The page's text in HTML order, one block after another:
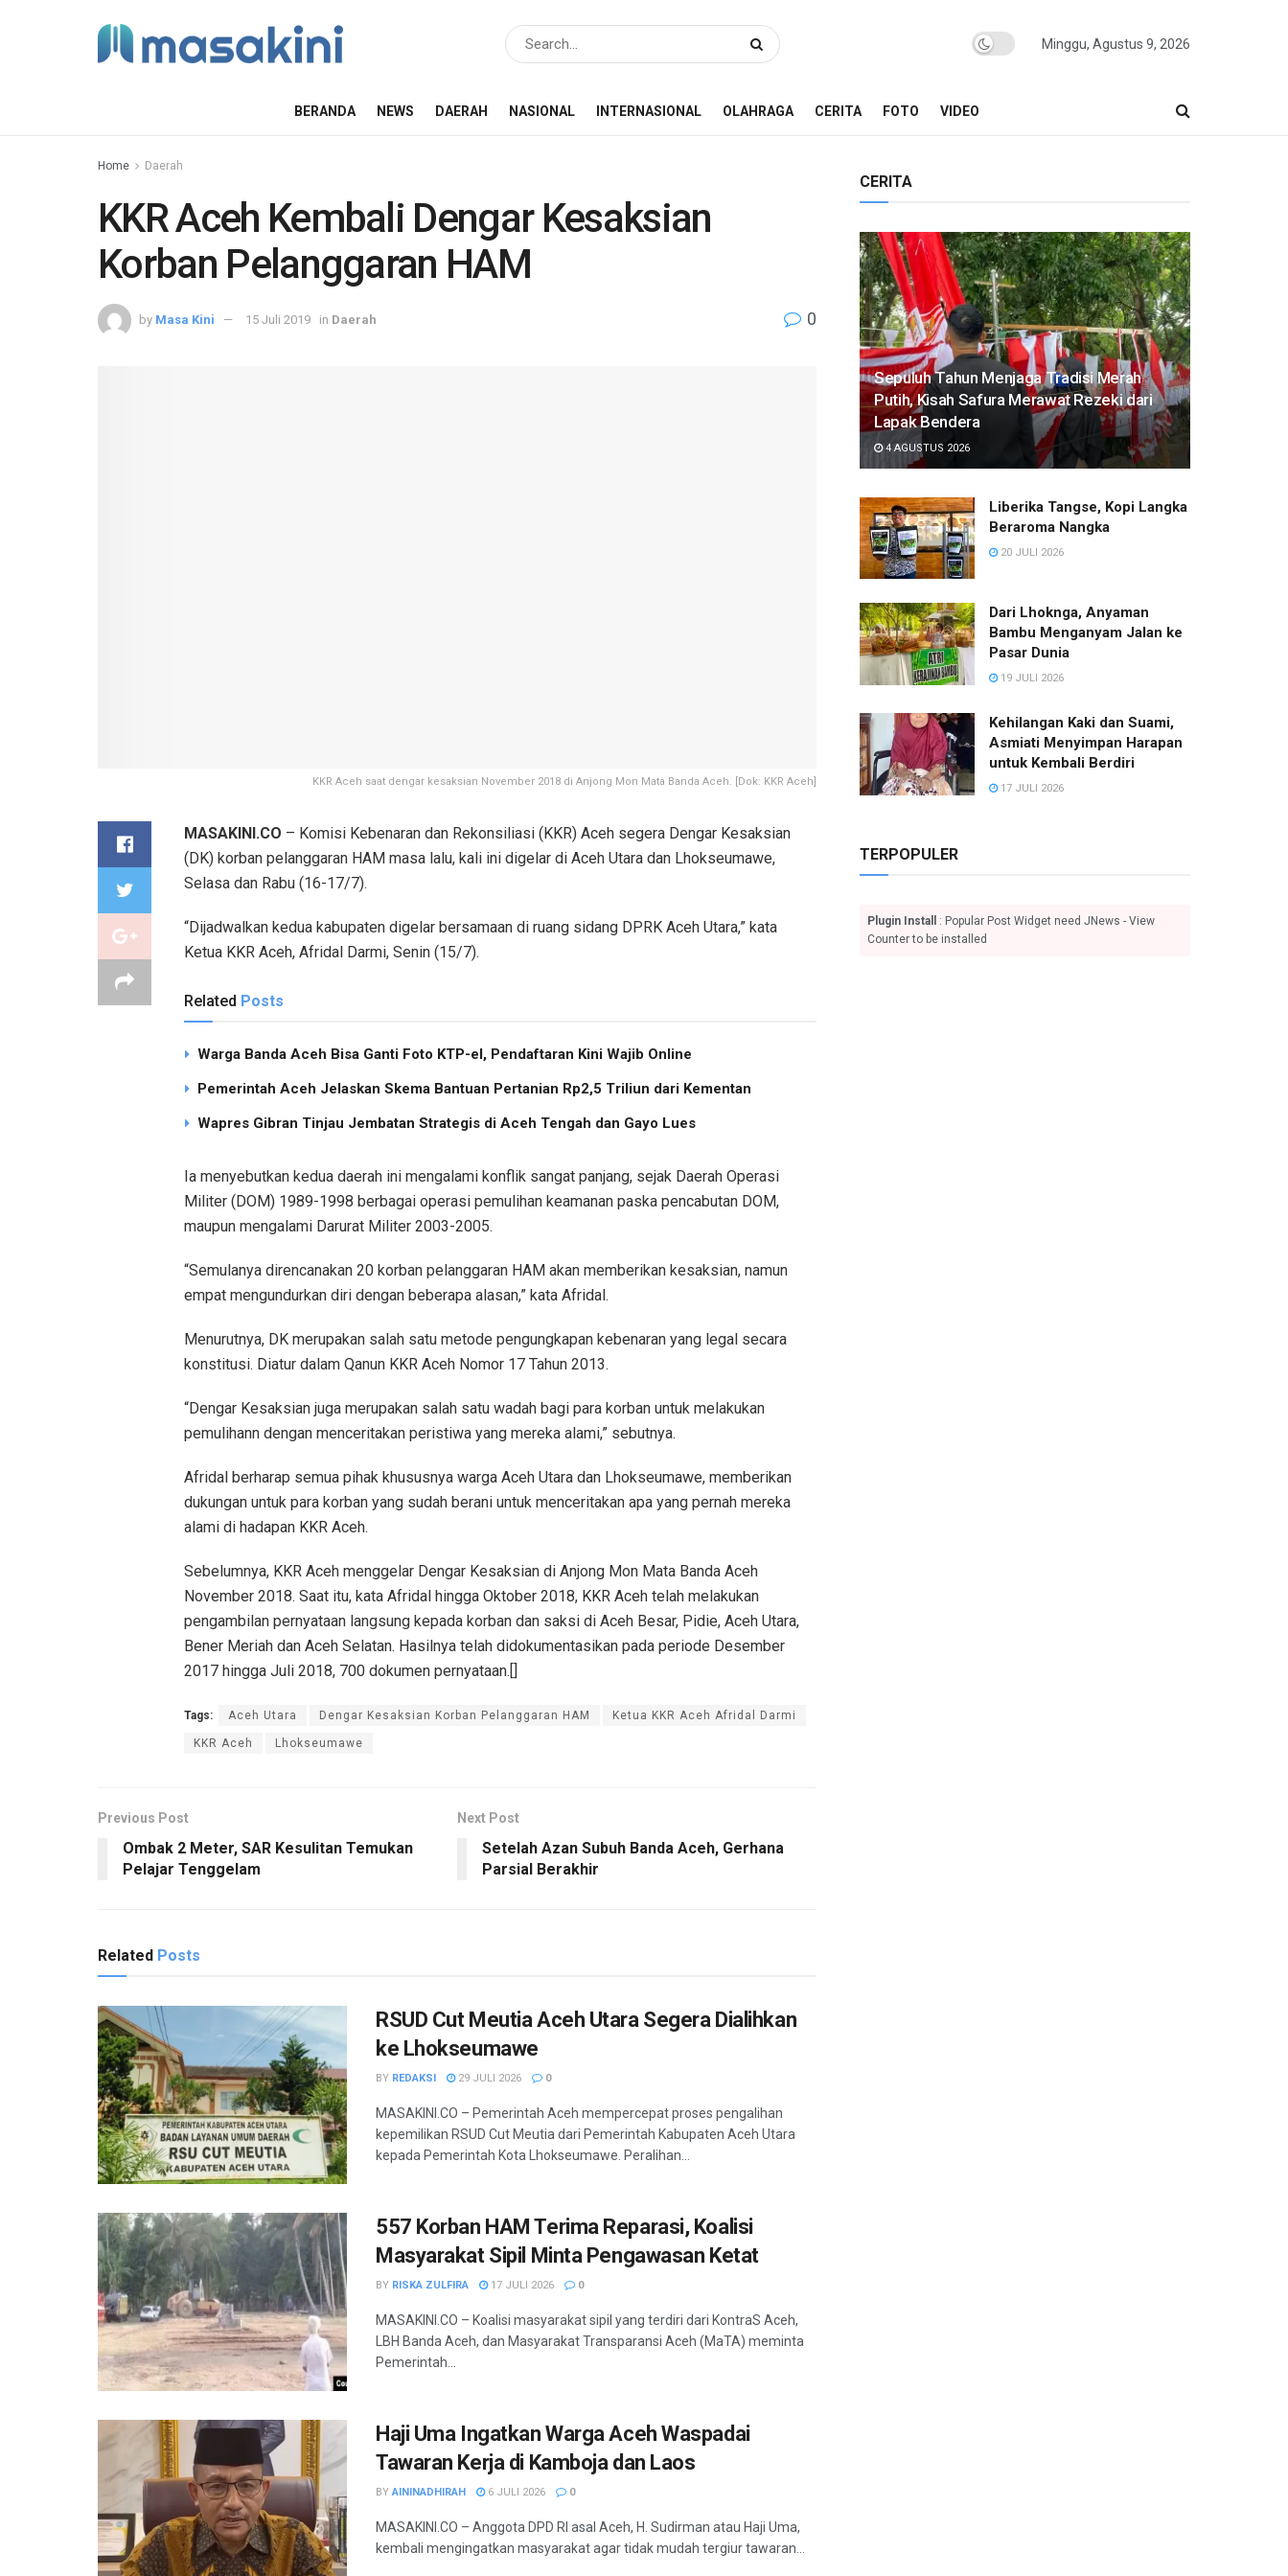
Minggu, Agustus 9, 2026
BERANDA NEWS DAERAH NASIONAL INTERNASIONAL OLAHRAGA CERITA FOTO VIDEO
Home Daerah
KKR Aceh Kembali Dengar Kesaksian
Korban Pelanggaran HAM
by Masa Kini 15 Juli 2019 in Daerah 0
KKR Aceh saat dengar kesaksian November 2018 di Anjong Mon Mata Banda Aceh. [Dok: KKR Aceh]
MASAKINI.CO – Komisi Kebenaran dan Rekonsiliasi (KKR) Aceh segera Dengar Kesaksian
(DK) korban pelanggaran HAM masa lalu, kali ini digelar di Aceh Utara dan Lhokseumawe,
Selasa dan Rabu (16-17/7).
“Dijadwalkan kedua kabupaten digelar bersamaan di ruang sidang DPRK Aceh Utara,” kata
Ketua KKR Aceh, Afridal Darmi, Senin (15/7).
Related Posts
Warga Banda Aceh Bisa Ganti Foto KTP-el, Pendaftaran Kini Wajib Online
Pemerintah Aceh Jelaskan Skema Bantuan Pertanian Rp2,5 Triliun dari Kementan
Wapres Gibran Tinjau Jembatan Strategis di Aceh Tengah dan Gayo Lues
Ia menyebutkan kedua daerah ini mengalami konflik sangat panjang, sejak Daerah Operasi
Militer (DOM) 1989-1998 berbagai operasi pemulihan keamanan paska pencabutan DOM,
maupun mengalami Darurat Militer 2003-2005.
“Semulanya direncanakan 20 korban pelanggaran HAM akan memberikan kesaksian, namun
empat mengundurkan diri dengan beberapa alasan,” kata Afridal.
Menurutnya, DK merupakan salah satu metode pengungkapan kebenaran yang legal secara
konstitusi. Diatur dalam Qanun KKR Aceh Nomor 17 Tahun 2013.
“Dengar Kesaksian juga merupakan salah satu wadah bagi para korban untuk melakukan
pemulihann dengan menceritakan peristiwa yang mereka alami,” sebutnya.
Afridal berharap semua pihak khususnya warga Aceh Utara dan Lhokseumawe, memberikan
dukungan untuk para korban yang sudah berani untuk menceritakan apa yang pernah mereka
alami di hadapan KKR Aceh.
Sebelumnya, KKR Aceh menggelar Dengar Kesaksian di Anjong Mon Mata Banda Aceh
November 2018. Saat itu, kata Afridal hingga Oktober 2018, KKR Aceh telah melakukan
pengambilan pernyataan langsung kepada korban dan saksi di Aceh Besar, Pidie, Aceh Utara,
Bener Meriah dan Aceh Selatan. Hasilnya telah didokumentasikan pada periode Desember
2017 hingga Juli 2018, 700 dokumen pernyataan.[]
Tags: Aceh Utara Dengar Kesaksian Korban Pelanggaran HAM Ketua KKR Aceh Afridal Darmi
KKR Aceh Lhokseumawe
Previous Post
Ombak 2 Meter, SAR Kesulitan Temukan
Pelajar Tenggelam
Next Post
Setelah Azan Subuh Banda Aceh, Gerhana
Parsial Berakhir
Related Posts
RSUD Cut Meutia Aceh Utara Segera Dialihkan
ke Lhokseumawe
BY REDAKSI 29 JULI 2026 0
MASAKINI.CO – Pemerintah Aceh mempercepat proses pengalihan
kepemilikan RSUD Cut Meutia dari Pemerintah Kabupaten Aceh Utara
kepada Pemerintah Kota Lhokseumawe. Peralihan...
557 Korban HAM Terima Reparasi, Koalisi
Masyarakat Sipil Minta Pengawasan Ketat
BY RISKA ZULFIRA 17 JULI 2026 0
MASAKINI.CO – Koalisi masyarakat sipil yang terdiri dari KontraS Aceh,
LBH Banda Aceh, dan Masyarakat Transparansi Aceh (MaTA) meminta
Pemerintah...
Haji Uma Ingatkan Warga Aceh Waspadai
Tawaran Kerja di Kamboja dan Laos
BY AININADHIRAH 6 JULI 2026 0
MASAKINI.CO – Anggota DPD RI asal Aceh, H. Sudirman atau Haji Uma,
kembali mengingatkan masyarakat agar tidak mudah tergiur tawaran...
CERITA
Sepuluh Tahun Menjaga Tradisi Merah
Putih, Kisah Safura Merawat Rezeki dari
Lapak Bendera
4 AGUSTUS 2026
Liberika Tangse, Kopi Langka
Beraroma Nangka
20 JULI 2026
Dari Lhoknga, Anyaman
Bambu Menganyam Jalan ke
Pasar Dunia
19 JULI 2026
Kehilangan Kaki dan Suami,
Asmiati Menyimpan Harapan
untuk Kembali Berdiri
17 JULI 2026
TERPOPULER
Plugin Install
: Popular Post Widget need JNews - View
Counter to be installed